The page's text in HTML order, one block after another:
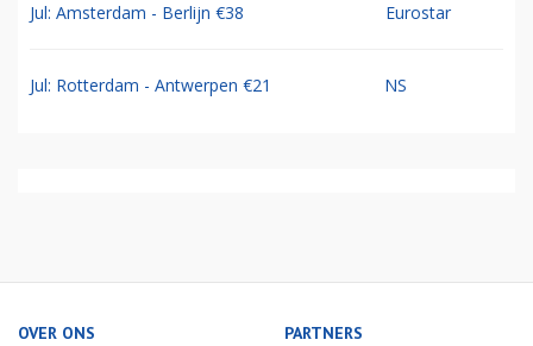
Jul: Amsterdam - Berlijn €38 Eurostar
Jul: Rotterdam - Antwerpen €21 NS
OVER ONS PARTNERS